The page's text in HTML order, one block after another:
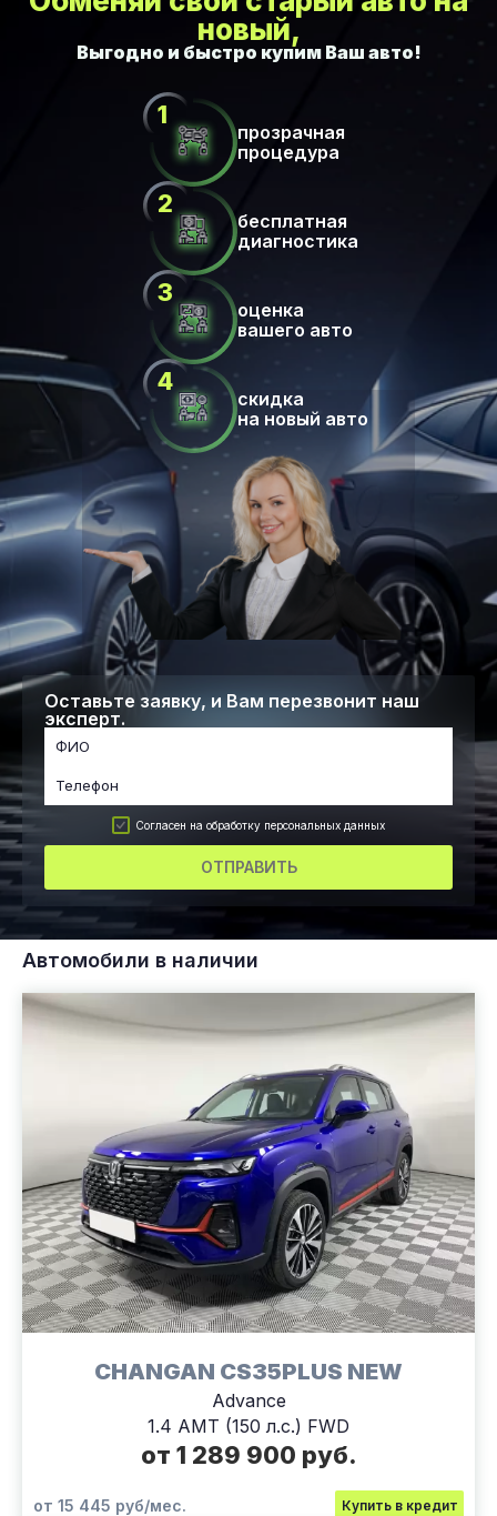
новый,
Оставьте заявку, и Вам перезвонит наш
эксперт.
Согласен на обработку персональных данных
ОТПРАВИТЬ
прозрачная
процедура
бесплатная
диагностика
оценка
вашего авто
скидка
на новый авто
Автомобили в наличии
CHANGAN CS35PLUS NEW
Advance
1.4 AMT (150 л.с.) FWD
от 1 289 900 руб.
от 15 445 руб/мес. Купить в кредит